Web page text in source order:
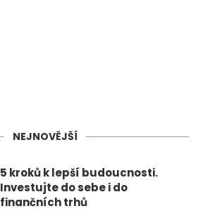
NEJNOVĚJŠÍ
5 kroků k lepší budoucnosti.
Investujte do sebe i do
finančních trhů